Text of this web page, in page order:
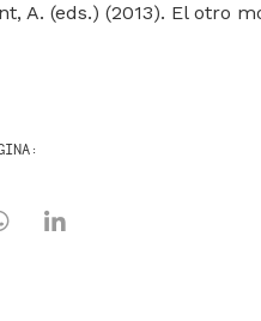
A. (eds.) (2013). El otro